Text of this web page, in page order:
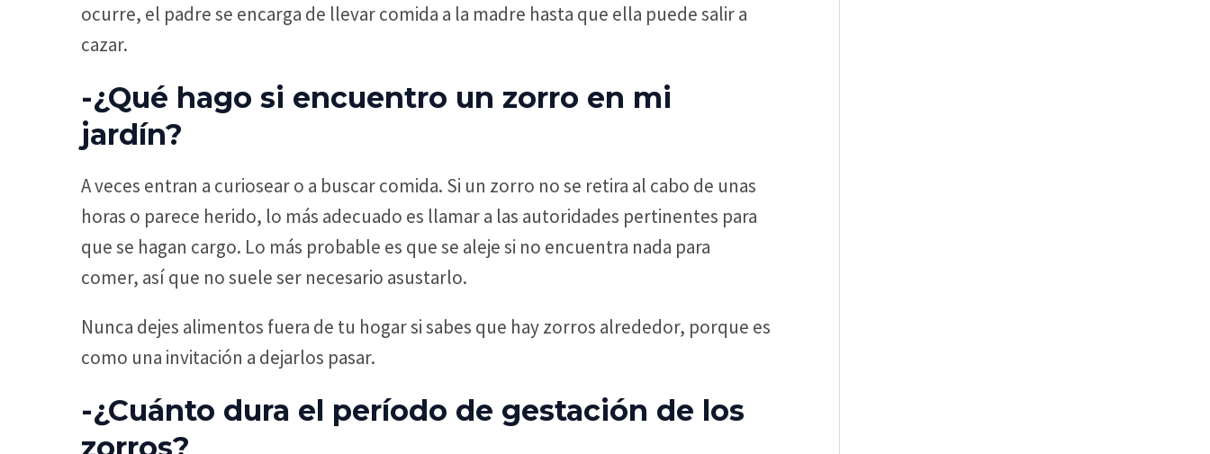
ocurre, el padre se encarga de llevar comida a la madre hasta que ella puede salir a
cazar.
-¿Qué hago si encuentro un zorro en mi
jardín?
A veces entran a curiosear o a buscar comida. Si un zorro no se retira al cabo de unas
horas o parece herido, lo más adecuado es llamar a las autoridades pertinentes para
que se hagan cargo. Lo más probable es que se aleje si no encuentra nada para
comer, así que no suele ser necesario asustarlo.
Nunca dejes alimentos fuera de tu hogar si sabes que hay zorros alrededor, porque es
como una invitación a dejarlos pasar.
-¿Cuánto dura el período de gestación de los
zorros?